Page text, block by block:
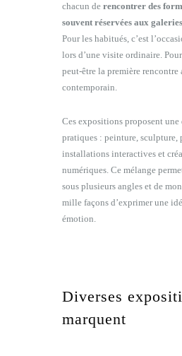
chacun de rencontrer des
souvent réservées aux
Pour les habitués, c’est
lors d’une visite ordinaire. Pour
peut-être la première rencontre
contemporain.
Ces expositions proposent une
pratiques : peinture, sculpture,
installations interactives et
numériques. Ce mélange
sous plusieurs angles et de
mille façons d’exprimer une
émotion.
Diverses
marquent